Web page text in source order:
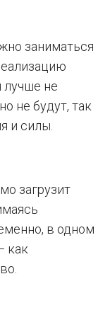
заниматься
лучше не
не будут, так
и силы.
загрузит
в одном
как